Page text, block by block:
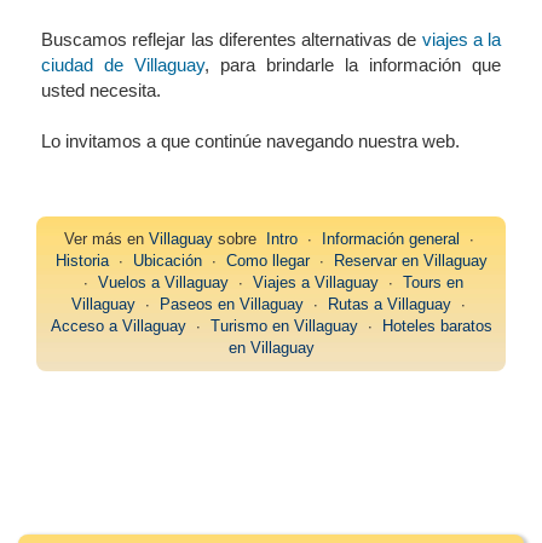
Buscamos reflejar las diferentes alternativas de viajes a la
ciudad de Villaguay, para brindarle la información que
usted necesita.
Lo invitamos a que continúe navegando nuestra web.
Ver más en Villaguaysobre Intro∙ Información general ∙
Historia∙ Ubicación∙ Como llegar∙
Reservar en Villaguay
∙ Vuelos a Villaguay ∙ Viajes a Villaguay ∙ Tours en
Villaguay ∙ Paseos en Villaguay ∙ Rutas a Villaguay ∙
Acceso a Villaguay∙ Turismo en Villaguay∙
Hoteles baratos
en Villaguay